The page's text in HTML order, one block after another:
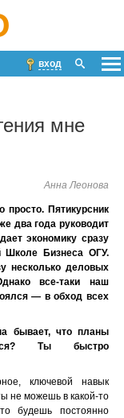
вход
мне
Анна Леонова
Пятикурсник
два года руководит
экономику сразу
Бизнеса ОГУ.
несколько деловых
все-таки наш
— в обход всех
бывает, что планы
Ты быстро
ключевой навык
не можешь в какой-то
будешь постоянно